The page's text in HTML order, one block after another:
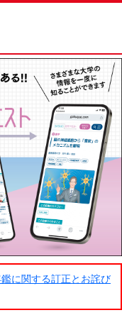
に関する訂正とお詫び